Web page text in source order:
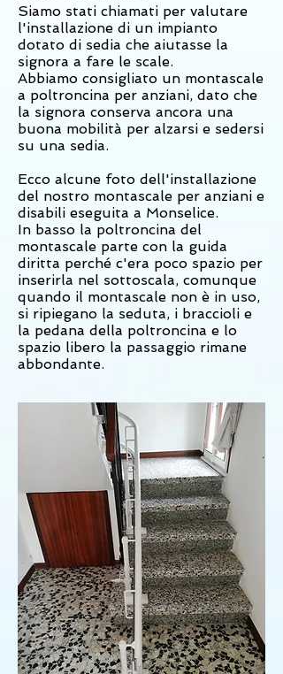
Siamo stati chiamati per valutare
l'installazione di un impianto
dotato di sedia che aiutasse la
signora a fare le scale.
Abbiamo consigliato un montascale
a poltroncina per anziani, dato che
la signora conserva ancora una
buona mobilità per alzarsi e sedersi
su una sedia.
Ecco alcune foto dell'installazione
del nostro montascale per anziani e
disabili eseguita a Monselice.
In basso la poltroncina del
montascale parte con la guida
diritta perché c'era poco spazio per
inserirla nel sottoscala, comunque
quando il montascale non è in uso,
si ripiegano la seduta, i braccioli e
la pedana della poltroncina e lo
spazio libero la passaggio rimane
abbondante.